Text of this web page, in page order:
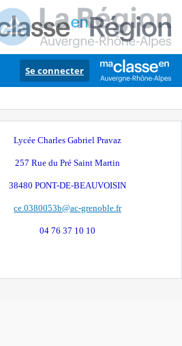
Se connecter
Lycée Charles Gabriel Pravaz
257 Rue du Pré Saint Martin
38480 PONT-DE-BEAUVOISIN
ce.0380053b@ac-grenoble.fr
04 76 37 10 10